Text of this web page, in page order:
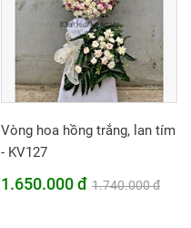
Vòng hoa hồng trắng, lan tím
- KV127
1.650.000 đ 1.740.000 đ